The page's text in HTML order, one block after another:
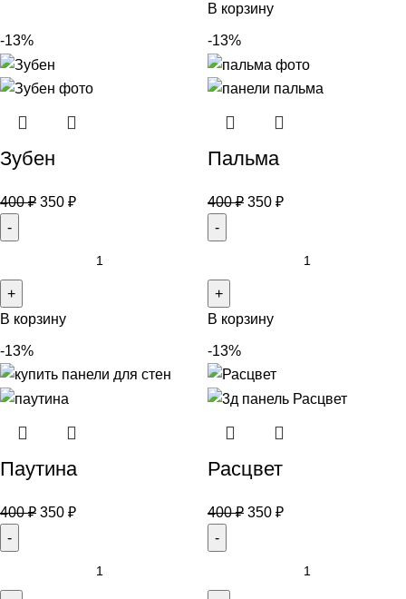
В корзину
-13%
Зубен
400₽ 350 ₽
В корзину
-13%
Пальма
400₽ 350 ₽
В корзину
-13%
Паутина
400₽ 350 ₽
-13%
Расцвет
400₽ 350 ₽